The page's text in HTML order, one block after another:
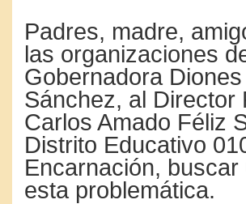
Padres, madre,
las organizaciones
Gobernadora
Sánchez, al Director
Carlos Amado Féliz
Distrito Educativo
Encarnación,
esta problemática.